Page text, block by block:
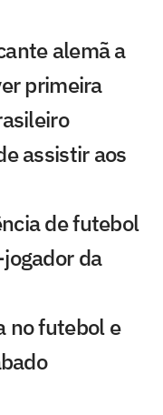
alemã a
primeira
assistir aos
de futebol
da
no futebol e